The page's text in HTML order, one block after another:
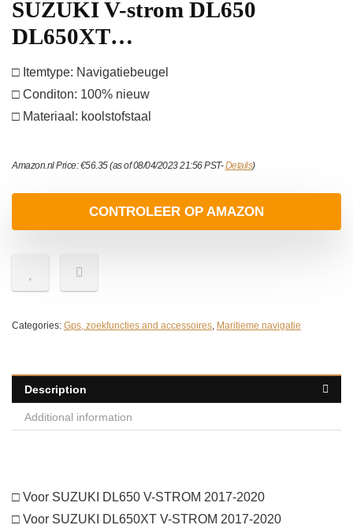
SUZUKI V-strom DL650
DL650XT…
□ Itemtype: Navigatiebeugel
□ Conditon: 100% nieuw
□ Materiaal: koolstofstaal
Amazon.nl Price:€56.35(as of 08/04/2023 21:56 PST-Details)
CONTROLEER OP AMAZON
Categories: Gps, zoekfuncties and accessoires, Maritieme navigatie
Description
Additional information
□ Voor SUZUKI DL650 V-STROM 2017-2020
□ Voor SUZUKI DL650XT V-STROM 2017-2020